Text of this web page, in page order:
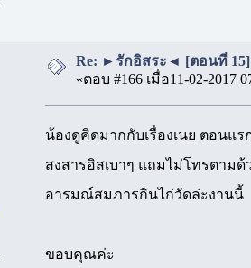
Re: ►รักอิสระ◄ [ตอนที่ 15]
«ตอบ #166 เมื่อ11-02-2017
น้องดูคิดมากกับเรื่องเนย ตอนแร
สงสารอิสเบาๆ แถมไม่โทรตาม
อารมณ์สมภารกินไก่วัดล่ะงานนี้
ขอบคุณค่ะ